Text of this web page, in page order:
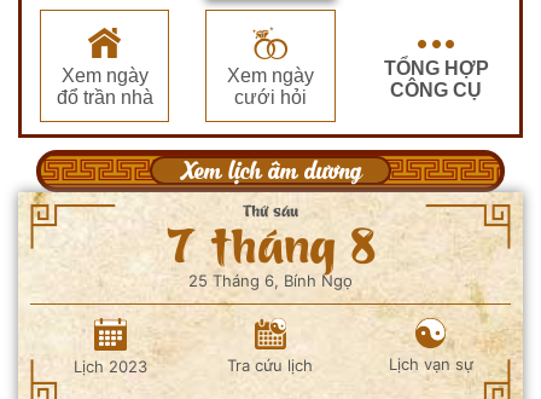
Xem ngày
đổ trần nhà
Xem ngày
cưới hỏi
TỔNG HỢP
CÔNG CỤ
Xem lịch âm dương
Thứ sáu
7 tháng 8
25 Tháng 6, Bính Ngọ
Lịch 2023 Tra cứu lịch Lịch vạn sự